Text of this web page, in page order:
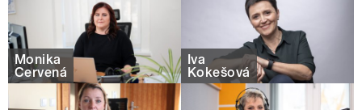
Monika
Červená
Iva
Kokešová